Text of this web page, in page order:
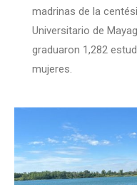
madrinas de la
Universitario de
graduaron 1,282
mujeres.